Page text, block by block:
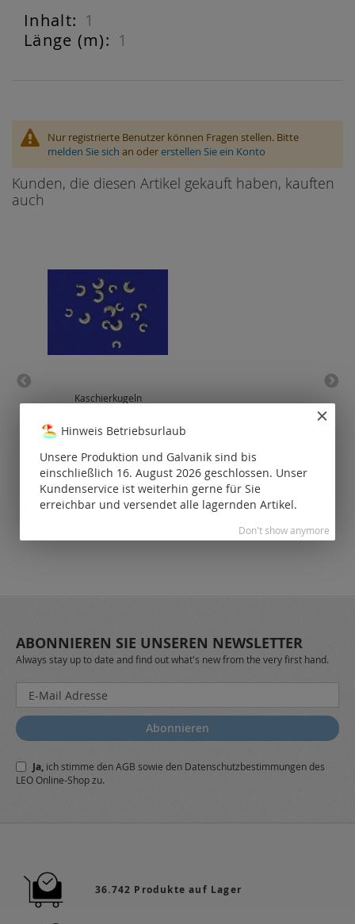
Weiter
Angaben
1
1
Nur registrierte Benutzer können Fragen stellen. Bitte
melden Sie sich an odererstellen Sie ein Konto
Kunden, die diesen Artikel gekauft haben, kauften
auch
Kaschierkugeln
registrierte
Kunden
sichtbar.
ABONNIEREN SIE UNSEREN NEWSLETTER
Always stay up to date and find out what's new from the very first hand.
Melden
Sie
sich
für
Newsletter
a:
Abonnieren
Ja, ich stimme denAGB sowie den Datenschutzbestimmungendes
LEO Online-Shop zu.
36.742 Produkte auf Lager
Hinweis Betriebsurlaub
Unsere Produktion und Galvanik sind bis
einschließlich 16. August 2026 geschlossen. Unser
Kundenservice ist weiterhin gerne für Sie
erreichbar und versendet alle lagernden Artikel.
Don't show anymore